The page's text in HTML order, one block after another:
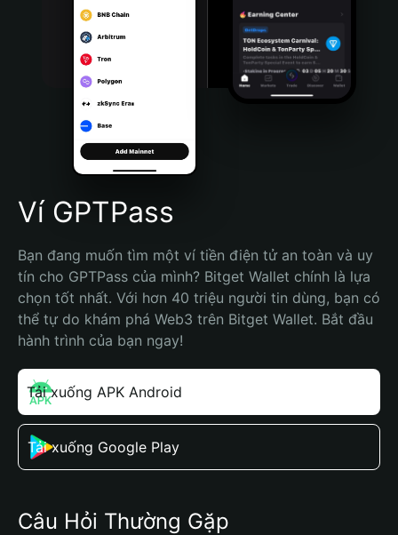
Português (Portugal)
Bahasa Indonesia
Português (Brasil)
Español (Argentina)
Ví GPTPass
Bạn đang muốn tìm một ví tiền điện tử an toàn và uy
tín cho GPTPass của mình? Bitget Wallet chính là lựa
chọn tốt nhất. Với hơn 40 triệu người tin dùng, bạn có
thể tự do khám phá Web3 trên Bitget Wallet. Bắt đầu
hành trình của bạn ngay!
Tải xuống APK Android
Tải xuống Google Play
Câu Hỏi Thường Gặp